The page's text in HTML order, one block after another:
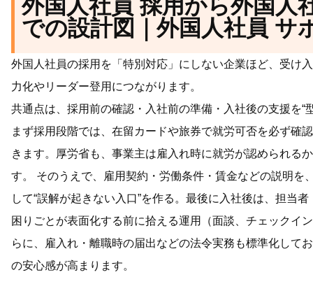
外国人社員 採用から外国人
での設計図｜外国人社員 サ
外国人社員の採用を「特別対応」にしない企業ほど、受け
力化やリーダー登用につながります。
共通点は、採用前の確認・入社前の準備・入社後の支援を“
まず採用段階では、在留カードや旅券で就労可否を必ず確
きます。厚労省も、事業主は雇入れ時に就労が認められる
す。 そのうえで、雇用契約・労働条件・賃金などの説明を
して“誤解が起きない入口”を作る。最後に入社後は、担当
困りごとが表面化する前に拾える運用（面談、チェックイ
らに、雇入れ・離職時の届出などの法令実務も標準化して
の安心感が高まります。